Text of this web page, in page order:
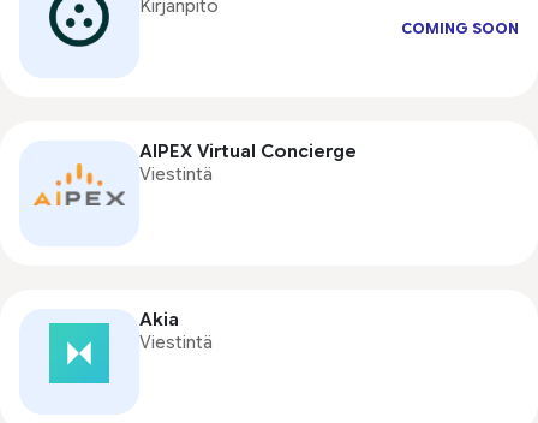
Kirjanpito
COMING SOON
AIPEX Virtual Concierge
Viestintä
Akia
Viestintä